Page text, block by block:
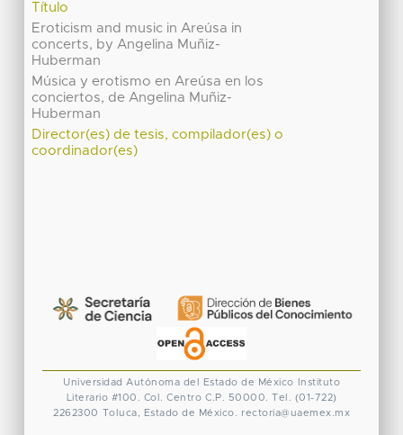
Título
Eroticism and music in Areúsa in
concerts, by Angelina Muñiz-
Huberman
Música y erotismo en Areúsa en los
conciertos, de Angelina Muñiz-
Huberman
Director(es) de tesis, compilador(es) o
coordinador(es)
Universidad Autónoma del Estado de México
Instituto
Literario #100. Col. Centro C.P. 50000. Tel. (01-722)
2262300 Toluca, Estado de México. rectoria@uaemex.mx